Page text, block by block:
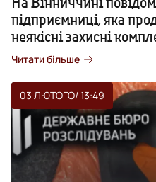
підприємниці, яка
неякісні захисні
Читати більше
03 ЛЮТОГО/ 13:49